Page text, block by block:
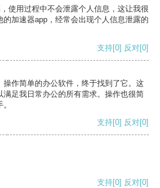
使用过程中不会泄露个人信息，这让我很
加速器app，经常会出现个人信息泄露的
支持[0] 反对[0]
作简单的办公软件，终于找到了它。这
足我日常办公的所有需求。操作也很简
支持[0] 反对[0]
支持[0] 反对[0]